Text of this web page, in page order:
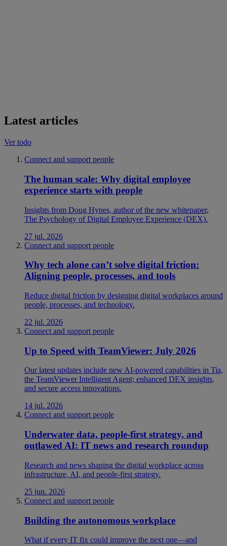
Latest articles
Ver todo
Connect and support people
The human scale: Why digital employee
experience starts with people
Insights from Doug Hynes, author of the new whitepaper,
The Psychology of Digital Employee Experience (DEX).
27 jul. 2026
Connect and support people
Why tech alone can’t solve digital friction:
Aligning people, processes, and tools
Reduce digital friction by designing digital workplaces around
people, processes, and technology.
22 jul. 2026
Connect and support people
Up to Speed with TeamViewer: July 2026
Our latest updates include new AI-powered capabilities in Tia,
the TeamViewer Intelligent Agent; enhanced DEX insights,
and secure access innovations.
14 jul. 2026
Connect and support people
Underwater data, people-first strategy, and
outlawed AI: IT news and research roundup
Research and news shaping the digital workplace across
infrastructure, AI, and people-first strategy.
25 jun. 2026
Connect and support people
Building the autonomous workplace
What if every IT fix could improve the next one—and